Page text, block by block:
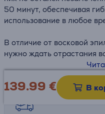
50 минут, обеспечивая
использование в любое
В отличие от восковой
нужно ждать отрастания
коже липкий воск, не
бережен к коже и требует
без замены расходников.
• 40 пинцетов MicroGrip
139.99 € В
Возможности